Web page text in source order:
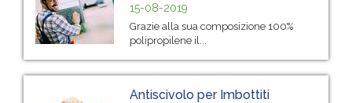
15-08-2019
Grazie alla sua composizione 100%
polipropilene il...
Antiscivolo per Imbottiti